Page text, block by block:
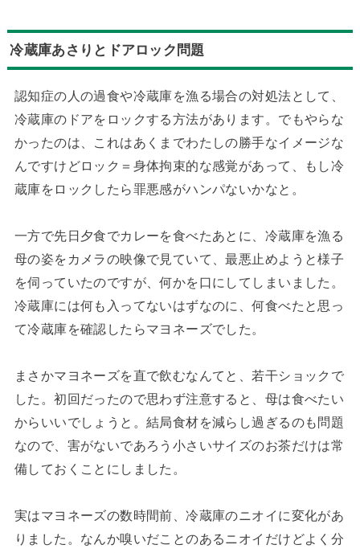
冷蔵庫あさりとドアロック問題
認知症の人の過食や冷蔵庫を漁る場合の対処法として、
冷蔵庫のドアをロックする方法があります。でもやらな
かったのは、これはあくまでわたしの勝手なイメージな
んですけどロック＝身体拘束的な感覚があって、もし冷
蔵庫をロックしたら罪悪感がハンパないかなと。
一方で先日夕食でカレーを食べたあとに、冷蔵庫を漁る
母の姿をカメラの映像で見ていて、最悪止めようと様子
を伺っていたのですが、何かを口にしてしまいました。
冷蔵庫には何も入ってないはずなのに、何食べたと思っ
て冷蔵庫を確認したらマヨネーズでした。
まさかマヨネーズを直で飲むなんてと、若干ショックで
した。初回だったので思わず注意すると、母は食べたい
からいいでしょうと。結局食材を減らし過ぎるのも問題
なので、害がないであろう小さいサイズのお茶だけは常
備しておくことにしました。
実はマヨネーズの数時間前、冷蔵庫のニオイに変化があ
りました。なんか嗅いだことのあるニオイだけどよく分